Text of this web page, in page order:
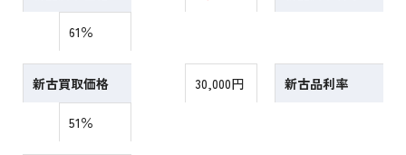
61％
新古買取価格 30,000円 新古品利率
51％